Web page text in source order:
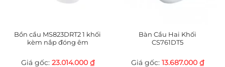
(áp lực động) — ổn định và phù hợp mọi điều
Bồn cầu MS823DRT2 1 khối
kèm nắp đóng êm
23.014.000 ₫
Bàn Cầu Hai Khối
CS761DT5
13.687.000 ₫